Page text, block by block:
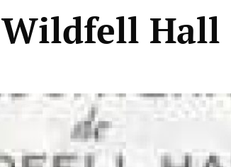
Hall